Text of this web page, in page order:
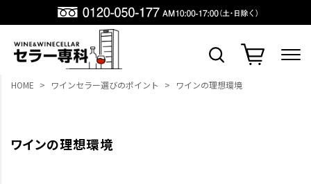
HOME ワインセラー選びのポイント ワインの理想環境
ワインの理想環境